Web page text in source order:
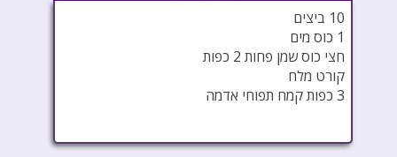
10 ביצים
1 כוס מים
חצי כוס שמן פחות 2 כפות
קורט מלח
3 כפות קמח תפוחי אדמה